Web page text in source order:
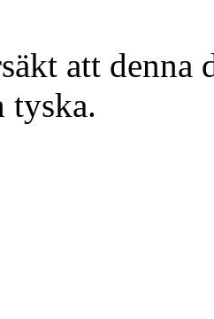
att denna
tyska.